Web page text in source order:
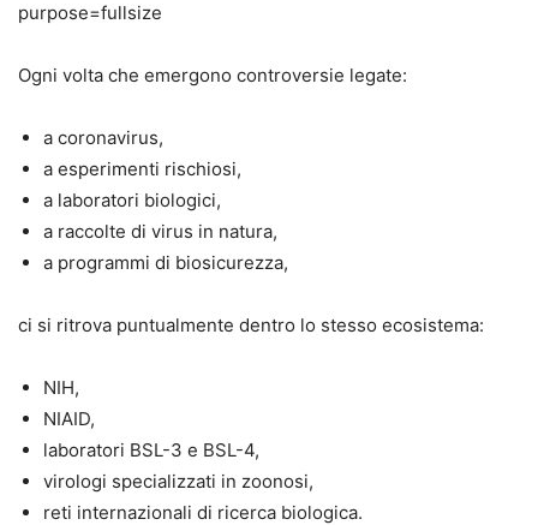
Ogni volta che emergono controversie legate:
a coronavirus,
a esperimenti rischiosi,
a laboratori biologici,
a raccolte di virus in natura,
a programmi di biosicurezza,
ci si ritrova puntualmente dentro lo stesso ecosistema:
NIH,
NIAID,
laboratori BSL-3 e BSL-4,
virologi specializzati in zoonosi,
reti internazionali di ricerca biologica.